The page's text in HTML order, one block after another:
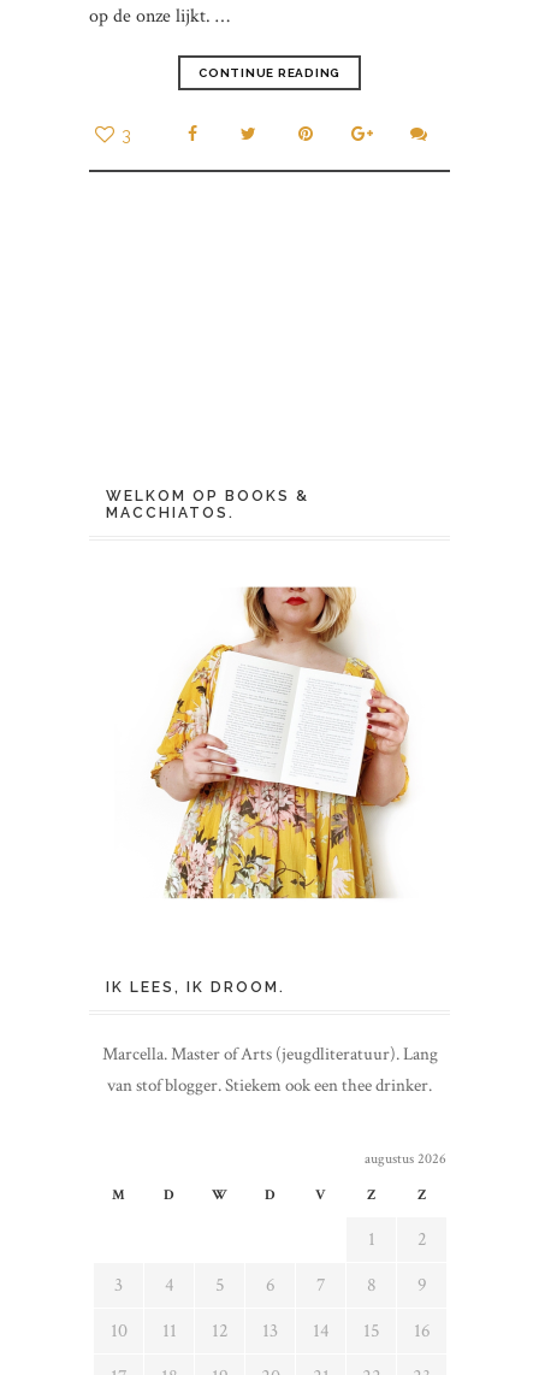
op de onze lijkt. …
CONTINUE READING
3
WELKOM OP BOOKS &
MACCHIATOS.
IK LEES, IK DROOM.
Marcella. Master of Arts (jeugdliteratuur). Lang
van stof blogger. Stiekem ook een thee drinker.
augustus 2026
M
D W D V Z Z
1
2
3
4 5 6 7 8
9
10
11 12 13 14 15
16